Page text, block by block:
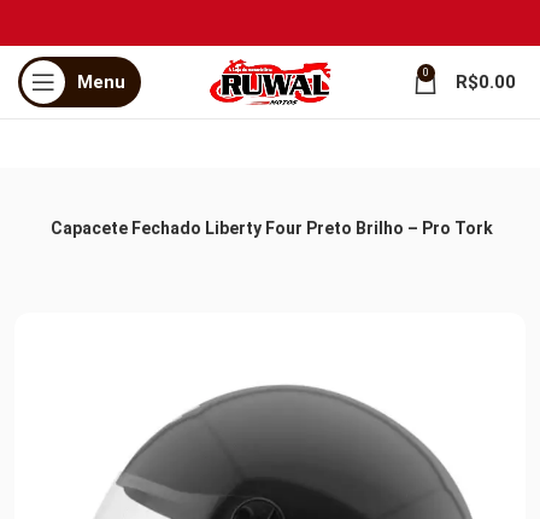
Menu 0 R$0.00
Capacete Fechado Liberty Four Preto Brilho – Pro Tork